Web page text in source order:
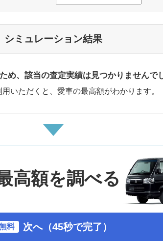
シミュレーション結果
め、該当の査定実績は見つかりませんで
いただくと、愛車の最高額がわかります。
高額を調べる
料 次へ（45秒で完了）